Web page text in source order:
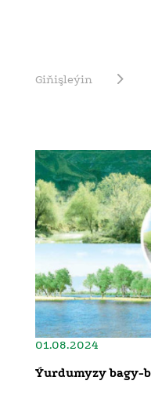
Giňişleýin
01.08.2024
Ýurdumyzy bagy-